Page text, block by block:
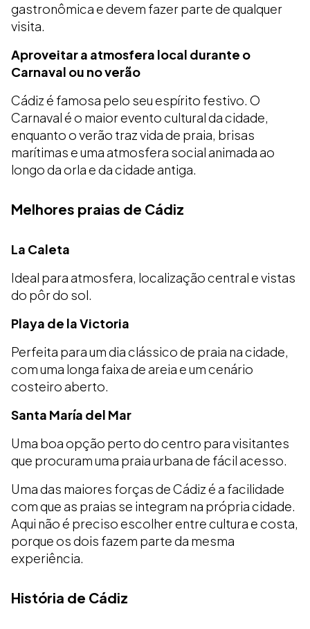
gastronômica e devem fazer parte de qualquer
visita.
Aproveitar a atmosfera local durante o
Carnaval ou no verão
Cádiz é famosa pelo seu espírito festivo. O
Carnaval é o maior evento cultural da cidade,
enquanto o verão traz vida de praia, brisas
marítimas e uma atmosfera social animada ao
longo da orla e da cidade antiga.
Melhores praias de Cádiz
La Caleta
Ideal para atmosfera, localização central e vistas
do pôr do sol.
Playa de la Victoria
Perfeita para um dia clássico de praia na cidade,
com uma longa faixa de areia e um cenário
costeiro aberto.
Santa María del Mar
Uma boa opção perto do centro para visitantes
que procuram uma praia urbana de fácil acesso.
Uma das maiores forças de Cádiz é a facilidade
com que as praias se integram na própria cidade.
Aqui não é preciso escolher entre cultura e costa,
porque os dois fazem parte da mesma
experiência.
História de Cádiz